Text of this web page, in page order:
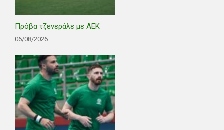
Πρόβα τζενεράλε με ΑΕΚ
06/08/2026